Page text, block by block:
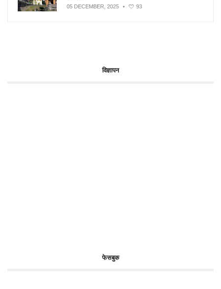
05 DECEMBER, 2025 • 93
विज्ञापन
फेसबुक